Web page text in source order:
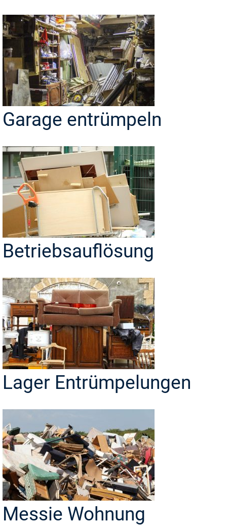
Garage entrümpeln
Betriebsauflösung
Lager Entrümpelungen
Messie Wohnung